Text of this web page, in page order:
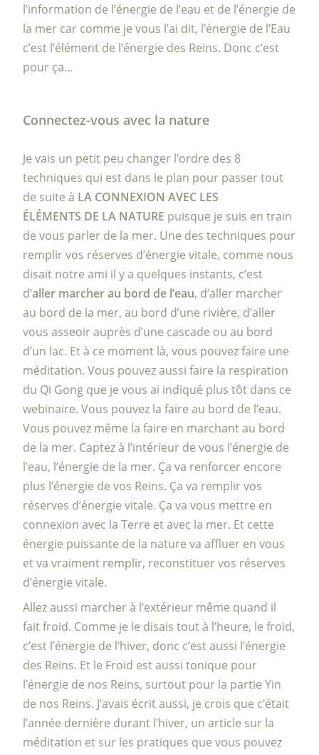
l’information de l’énergie de l’eau et de l’énergie de
la mer car comme je vous l’ai dit, l’énergie de l’Eau
c’est l’élément de l’énergie des Reins. Donc c’est
pour ça…
Connectez-vous avec la nature
Je vais un petit peu changer l’ordre des 8
techniques qui est dans le plan pour passer tout
de suite à LA CONNEXION AVEC LES
ÉLÉMENTS DE LA NATURE puisque je suis en train
de vous parler de la mer. Une des techniques pour
remplir vos réserves d’énergie vitale, comme nous
disait notre ami il y a quelques instants, c’est
d’aller marcher au bord de l’eau, d’aller marcher
au bord de la mer, au bord d’une rivière, d’aller
vous asseoir auprès d’une cascade ou au bord
d’un lac. Et à ce moment là, vous pouvez faire une
méditation. Vous pouvez aussi faire la respiration
du Qi Gong que je vous ai indiqué plus tôt dans ce
webinaire. Vous pouvez la faire au bord de l’eau.
Vous pouvez même la faire en marchant au bord
de la mer. Captez à l’intérieur de vous l’énergie de
l’eau, l’énergie de la mer. Ça va renforcer encore
plus l’énergie de vos Reins. Ça va remplir vos
réserves d’énergie vitale. Ça va vous mettre en
connexion avec la Terre et avec la mer. Et cette
énergie puissante de la nature va affluer en vous
et va vraiment remplir, reconstituer vos réserves
d’énergie vitale.
Allez aussi marcher à l’extérieur même quand il
fait froid. Comme je le disais tout à l’heure, le froid,
c’est l’énergie de l’hiver, donc c’est aussi l’énergie
des Reins. Et le Froid est aussi tonique pour
l’énergie de nos Reins, surtout pour la partie Yin
de nos Reins. J’avais écrit aussi, je crois que c’était
l’année dernière durant l’hiver, un article sur la
méditation et sur les pratiques que vous pouvez